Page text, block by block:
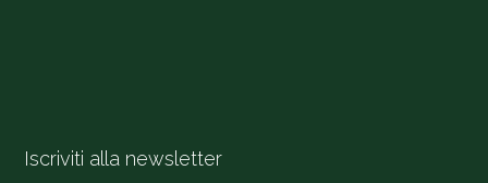
Iscriviti alla newsletter